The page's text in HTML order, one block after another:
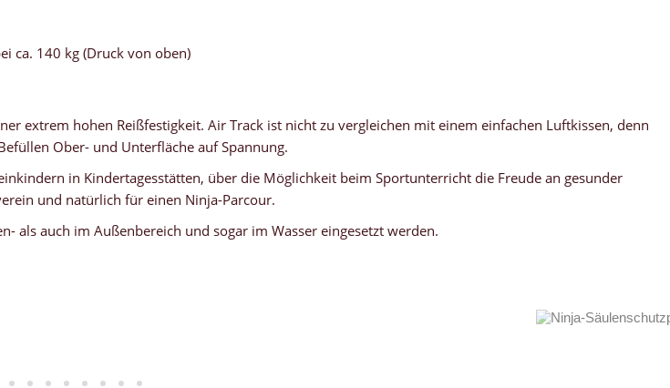
ca. 140 kg (Druck von oben)
extrem hohen Reißfestigkeit. Air Track ist nicht zu vergleichen mit einem einfachen Luftkissen, denn
Ober- und Unterfläche auf Spannung.
in Kindertagesstätten, über die Möglichkeit beim Sportunterricht die Freude an gesunder
und natürlich für einen Ninja-Parcour.
als auch im Außenbereich und sogar im Wasser eingesetzt werden.